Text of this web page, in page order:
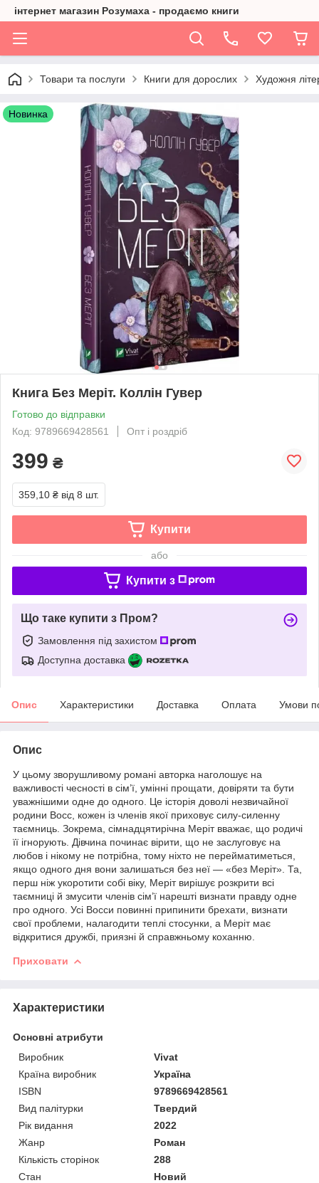
інтернет магазин Розумаха - продаємо книги
Товари та послуги Книги для дорослих Художня
Новинка
Книга Без Меріт. Коллін Гувер
Готово до відправки
Код: 9789669428561
Опт і роздріб
399 ₴
359,10 ₴ від 8 шт.
Купити
або
Купити з
Що таке купити з Пром?
Замовлення під захистом
Доступна доставка
Опис Характеристики Доставка Оплата Умови
Опис
У цьому зворушливому романі авторка наголошує на
важливості чесності в сім’ї, умінні прощати, довіряти та бути
уважнішими одне до одного. Це історія доволі незвичайної
родини Восс, кожен із членів якої приховує силу-силенну
таємниць. Зокрема, сімнадцятирічна Меріт вважає, що родичі
її ігнорують. Дівчина починає вірити, що не заслуговує на
любов і нікому не потрібна, тому ніхто не перейматиметься,
якщо одного дня вони залишаться без неї — «без Меріт». Та,
перш ніж укоротити собі віку, Меріт вирішує розкрити всі
таємниці й змусити членів сім’ї нарешті визнати правду одне
про одного. Усі Восси повинні припинити брехати, визнати
свої проблеми, налагодити теплі стосунки, а Меріт має
відкритися дружбі, приязні й справжньому коханню.
Приховати
Характеристики
Основні атрибути
Виробник
Vivat
Країна виробник
Україна
ISBN
9789669428561
Вид палітурки
Твердий
Рік видання
2022
Жанр
Роман
Кількість сторінок
288
Стан
Новий